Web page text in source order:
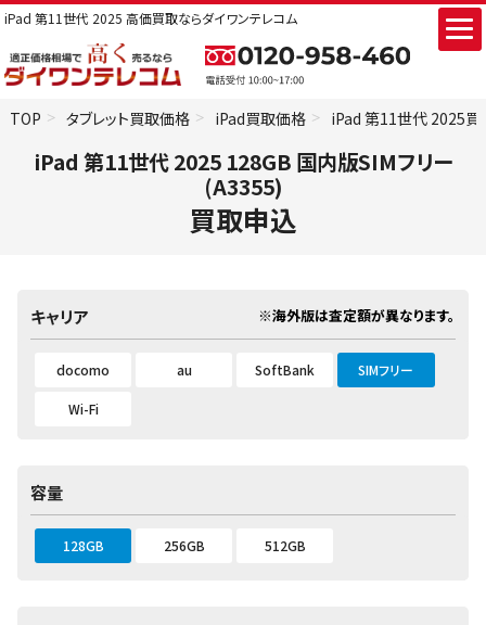
iPad 第11世代 2025 高価買取ならダイワンテレコム
TOP タブレット買取価格 iPad買取価格 iPad 第11世代 2025買
iPad 第11世代 2025 128GB 国内版SIMフリー
(A3355)
買取申込
キャリア ※海外版は査定額が異なります。
docomo au SoftBank SIMフリー
Wi-Fi
容量
128GB 256GB 512GB